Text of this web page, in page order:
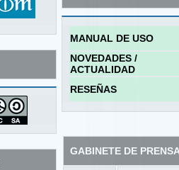
MANUAL DE USO
NOVEDADES /
ACTUALIDAD
RESEÑAS
GABINETE DE